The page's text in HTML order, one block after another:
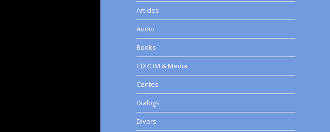
Articles
Audio
Books
CDROM & Media
Contes
Dialogs
Divers